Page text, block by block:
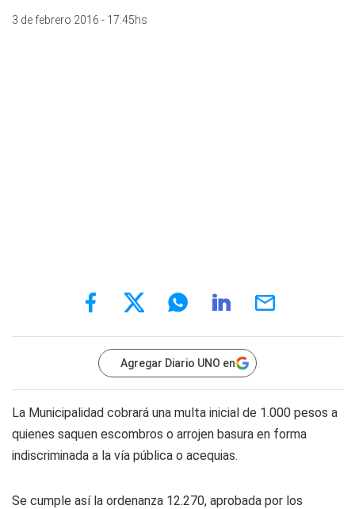
3 de febrero 2016 - 17:45hs
Agregar Diario UNO en
La Municipalidad cobrará una multa inicial de 1.000 pesos a
quienes saquen escombros o arrojen basura en forma
indiscriminada a la vía pública o acequias.
Se cumple así la ordenanza 12.270, aprobada por los